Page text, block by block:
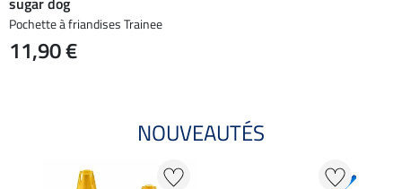
Pochette à friandises Trainee
11,90 €
NOUVEAUTÉS